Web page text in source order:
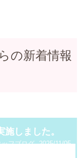
の新着情報
しました。
2025/11/05
ッフブログ